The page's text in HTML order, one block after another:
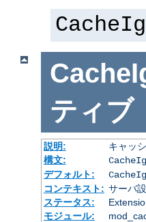
ティブ
説明:
キャッ
構文:
デフォルト:
コンテキスト: サーバ
ステータス:
モジュール: